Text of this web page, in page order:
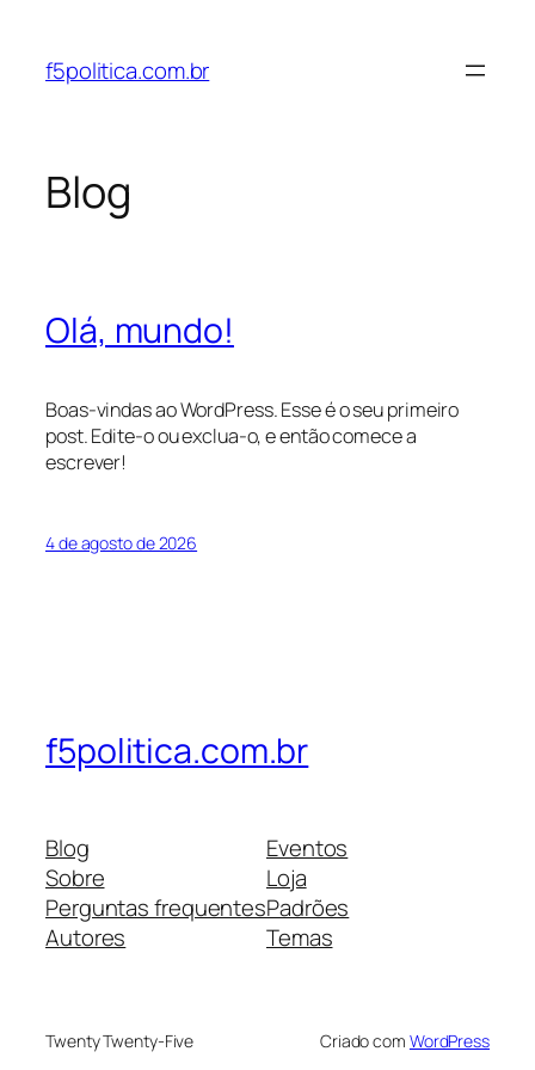
f5politica.com.br
Blog
Olá, mundo!
Boas-vindas ao WordPress. Esse é o seu primeiro
post. Edite-o ou exclua-o, e então comece a
escrever!
4 de agosto de 2026
f5politica.com.br
Blog
Sobre
Perguntas frequentes
Autores
Eventos
Loja
Padrões
Temas
Twenty Twenty-Five Criado com WordPress